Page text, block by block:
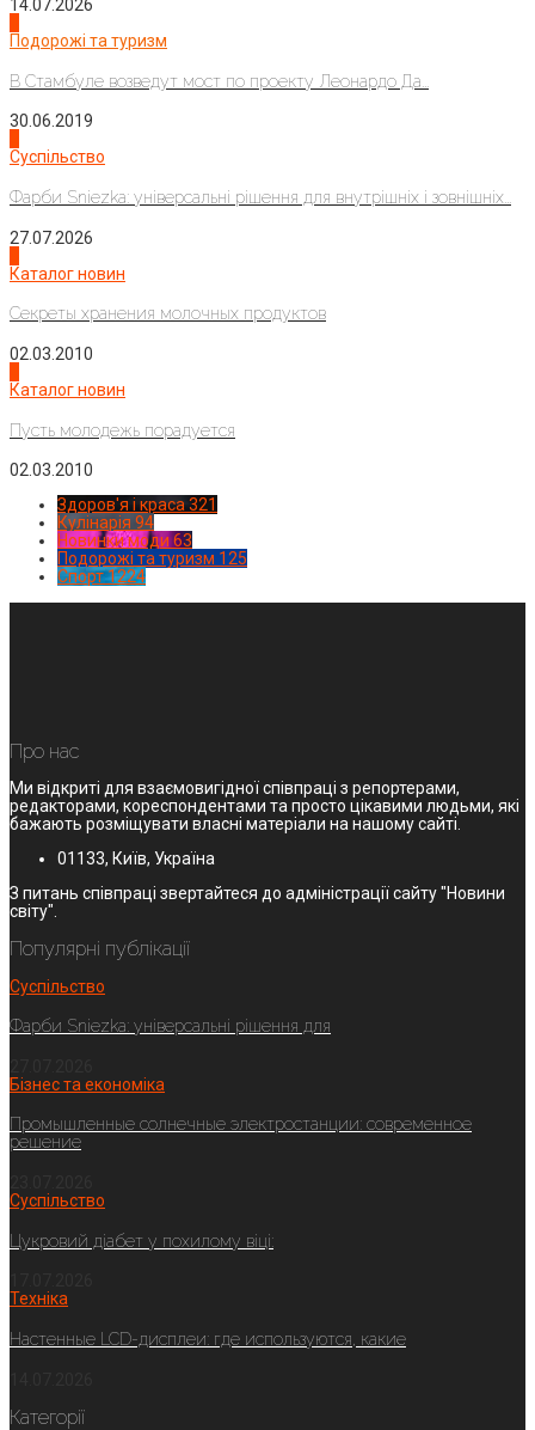
14.07.2026
Подорожі та туризм
В Стамбуле возведут мост по проекту Леонардо Да...
30.06.2019
Суспільство
Фарби Sniezka: універсальні рішення для внутрішніх і зовнішніх...
27.07.2026
Каталог новин
Секреты хранения молочных продуктов
02.03.2010
Каталог новин
Пусть молодежь порадуется
02.03.2010
Здоров'я і краса 321
Кулінарія 94
Новинки моди 63
Подорожі та туризм 125
Спорт1224
Про нас
Ми відкриті для взаємовигідної співпраці з репортерами,
редакторами, кореспондентами та просто цікавими людьми, які
бажають розміщувати власні матеріали на нашому сайті.
01133, Київ, Україна
З питань співпраці звертайтеся до адміністрації сайту "Новини
світу".
Популярні публікації
Суспільство
Фарби Sniezka: універсальні рішення для
Бізнес та економіка
Промышленные солнечные электростанции: современное
решение
Суспільство
Цукровий діабет у похилому віці:
Техніка
Настенные LCD-дисплеи: где используются, какие
Категорії